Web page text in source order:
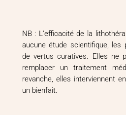
NB : L’efficacité de la
aucune étude scientifique, les
de vertus curatives. Elles ne
remplacer un traitement
revanche, elles interviennent
un bienfait.